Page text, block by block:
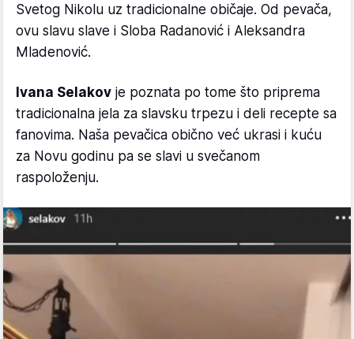
Svetog Nikolu uz tradicionalne običaje. Od pevača,
ovu slavu slave i Sloba Radanović i Aleksandra
Mladenović.
Ivana Selakov je poznata po tome što priprema
tradicionalna jela za slavsku trpezu i deli recepte sa
fanovima. Naša pevačica obično već ukrasi i kuću
za Novu godinu pa se slavi u svečanom
raspoloženju.